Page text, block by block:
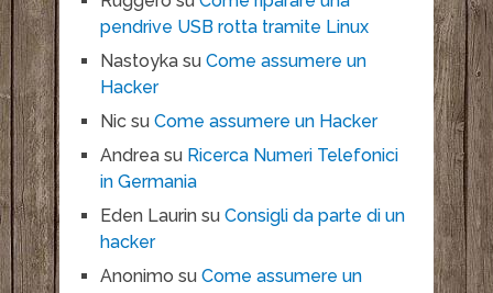
pendrive USB rotta tramite Linux
Nastoykasu Come assumere un
Hacker
Nicsu Come assumere un Hacker
Andreasu Ricerca Numeri Telefonici
in Germania
Eden Laurinsu Consigli da parte di un
hacker
Anonimo su Come assumere un